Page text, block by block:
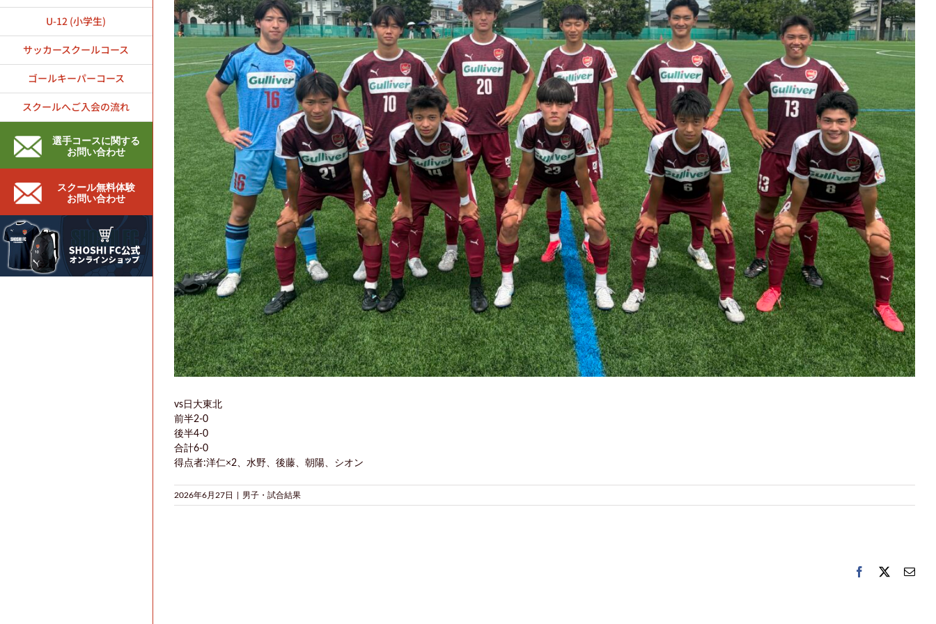
U-12 (小学生)
サッカースクールコース
ゴールキーパーコース
スクールへご入会の流れ
選手コースに関する
お問い合わせ
スクール無料体験
お問い合わせ
vs日大東北
前半2-0
後半4-0
合計6-0
得点者:洋仁×2、水野、後藤、朝陽、シオン
2026年6月27日 男子・試合結果
Facebook
Twitter電